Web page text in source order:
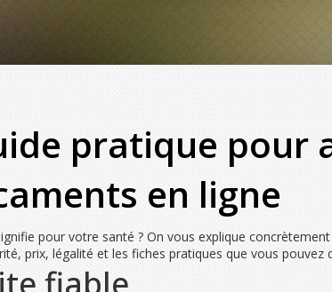
pratique pour
en ligne
pour votre santé ? On vous explique
prix, légalité et les fiches pratiques que vous pouvez